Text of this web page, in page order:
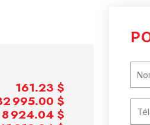
161.23 $
995.00 $
8 924.04 $